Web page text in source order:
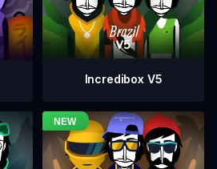
Incredibox V5